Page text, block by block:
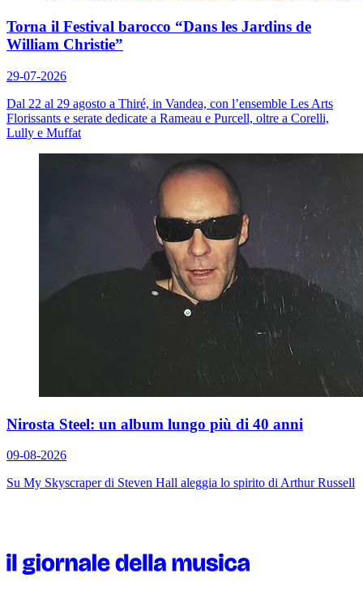
Torna il Festival barocco “Dans les Jardins de
William Christie”
29-07-2026
Dal 22 al 29 agosto a Thiré, in Vandea, con l’ensemble Les Arts
Florissants e serate dedicate a Rameau e Purcell, oltre a Corelli,
Lully e Muffat
Nirosta Steel: un album lungo più di 40 anni
09-08-2026
Su My Skyscraperdi Steven Hall aleggia lo spirito di Arthur Russell